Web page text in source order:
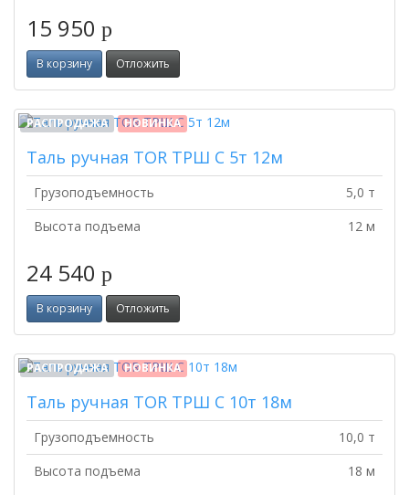
15 950 p
В корзину Отложить
РАСПРОДАЖА НОВИНКА
Таль ручная TOR ТРШ C 5т 12м
Грузоподъемность
5,0 т
Высота подъема
12 м
24 540 p
В корзину Отложить
РАСПРОДАЖА НОВИНКА
Таль ручная TOR ТРШ C 10т 18м
Грузоподъемность
10,0 т
Высота подъема
18 м